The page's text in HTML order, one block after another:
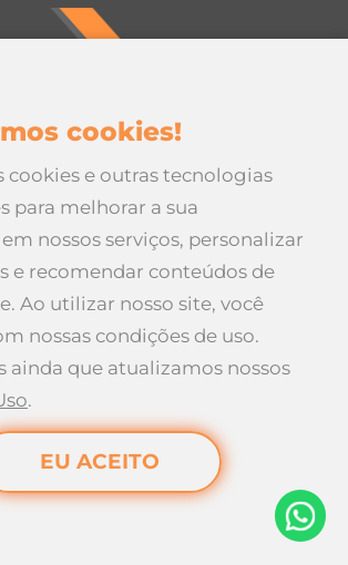
cookies!
cookies e outras tecnologias
para melhorar a sua
nossos serviços, personalizar
e recomendar conteúdos de
Ao utilizar nosso site, você
nossas condições de uso.
ainda que atualizamos nossos
.
EU ACEITO
Maravilha, Santa Catarina